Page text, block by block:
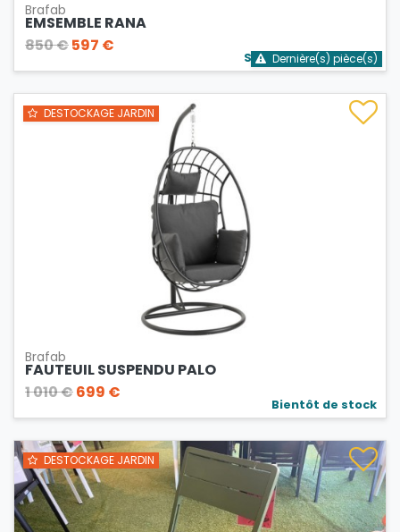
Brafab
EMSEMBLE RANA
850 €597 €
Stock bientôt épuisé
Dernière(s) pièce(s)
DESTOCKAGE JARDIN
Brafab
FAUTEUIL SUSPENDU PALO
1 010 €699 €
Bientôt de stock
DESTOCKAGE JARDIN